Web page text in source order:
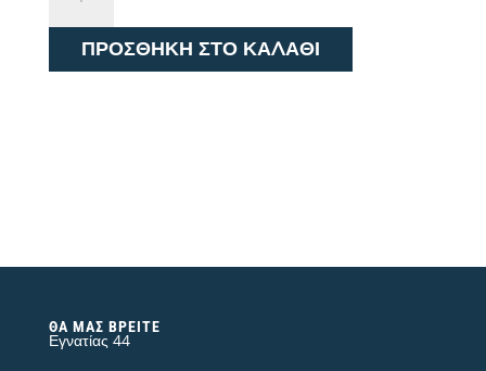
Παντελόνι
Φόρμας
jogger
ΠΡΟΣΘΉΚΗ ΣΤΟ ΚΑΛΆΘΙ
ΘΑ ΜΑΣ ΒΡΕΊΤΕ
Εγνατίας 44